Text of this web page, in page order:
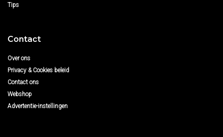
Tips
Contact
Over ons
Privacy & Cookies beleid
Contact ons
Webshop
Advertentie-instellingen